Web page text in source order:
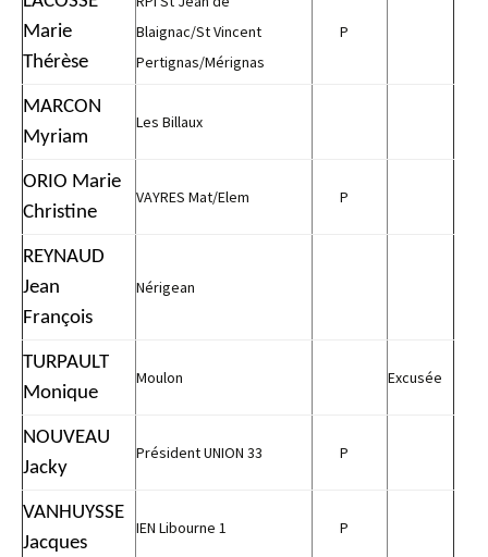
Marie
Thérèse
Blaignac/St Vincent
Pertignas/Mérignas
P
MARCON
Myriam
Les Billaux
ORIO Marie
Christine
VAYRES Mat/Elem P
REYNAUD
Jean
François
Nérigean
TURPAULT
Monique
Moulon Excusée
NOUVEAU
Jacky
Président UNION 33 P
VANHUYSSE
Jacques
IEN Libourne 1 P